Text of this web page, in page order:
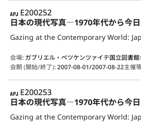
APJ
E200252
日本の現代写真―1970年代から今
会場: ガブリエル・ペツケンツァイテ国立図書
会期 (開始/終了):2007-08-01/2007-08-22主催
APJ
E200253
日本の現代写真―1970年代から今